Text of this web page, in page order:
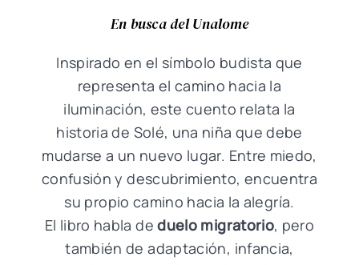
En busca del Unalome
Inspirado en el símbolo budista que
representa el camino hacia la
iluminación, este cuento relata la
historia de Solé, una niña que debe
mudarse a un nuevo lugar. Entre miedo,
confusión y descubrimiento, encuentra
su propio camino hacia la alegría.
El libro habla deduelo migratorio, pero
también de adaptación, infancia,